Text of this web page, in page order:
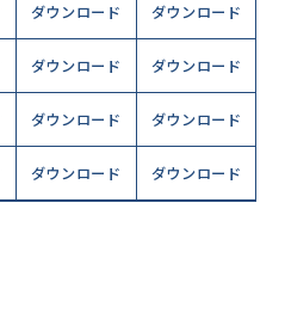
ダウンロード ダウンロード
ダウンロード ダウンロード
ダウンロード ダウンロード
ダウンロード ダウンロード